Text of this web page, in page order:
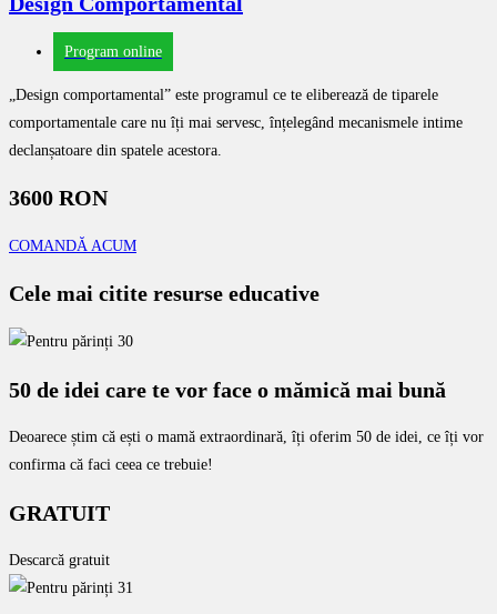
Program online
„Design comportamental” este programul ce te eliberează de tiparele
comportamentale care nu îți mai servesc, înțelegând mecanismele intime
declanșatoare din spatele acestora.
3600 RON
COMANDĂ ACUM
Cele mai citite resurse educative
50 de idei care te vor face o mămică mai bună
Deoarece știm că ești o mamă extraordinară, îți oferim 50 de idei, ce îți vor
confirma că faci ceea ce trebuie!
GRATUIT
Descarcă gratuit